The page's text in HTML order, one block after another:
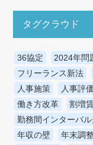
タグクラウド
36協定 2024年問
フリーランス新法
人事施策
人事評
働き方改革
割増
勤務間インターバル
年収の壁
年末調